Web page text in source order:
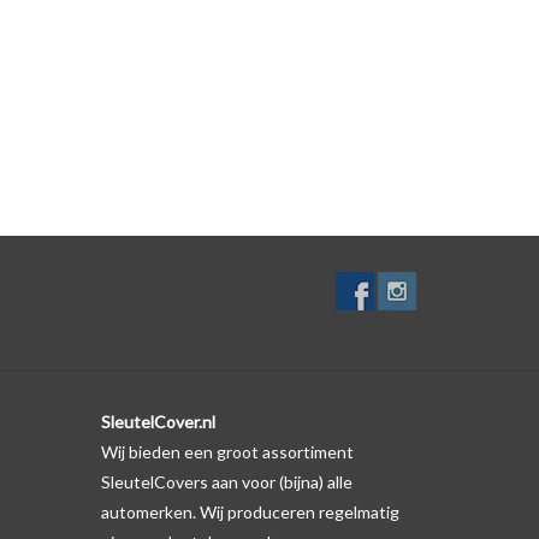
SleutelCover.nl
Wij bieden een groot assortiment
SleutelCovers aan voor (bijna) alle
automerken. Wij produceren regelmatig